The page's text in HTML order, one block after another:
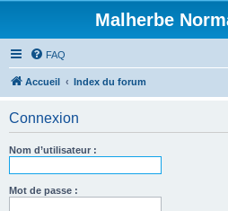
Malherbe
FAQ
Accueil Index du forum
Connexion
Nom d’utilisateur :
Mot de passe :